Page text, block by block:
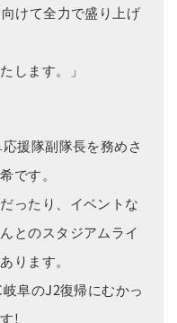
けて全力で盛り上げ
します。」
援隊副隊長を務めさ
です。
ったり、イベントな
とのスタジアムライ
ります。
阜のJ2復帰にむかっ
!